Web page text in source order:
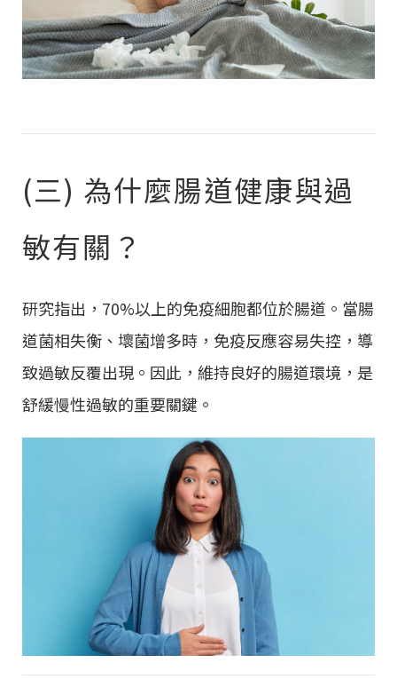
(三) 為什麼腸道健康與過
敏有關？
研究指出，70%以上的免疫細胞都位於腸道。當腸
道菌相失衡、壞菌增多時，免疫反應容易失控，導
致過敏反覆出現。因此，維持良好的腸道環境，是
舒緩慢性過敏的重要關鍵。